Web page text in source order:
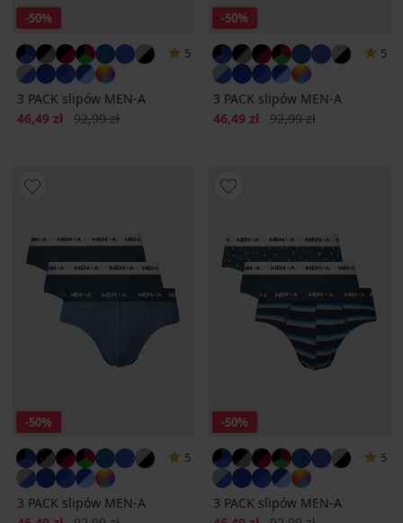
-50%
5
3 PACK slipów MEN-A
Zniżka
46,49 zł Pierwotna cena
92,99 zł
-50%
5
3 PACK slipów MEN-A
Zniżka
46,49 zł Pierwotna cena
92,99 zł
-50%
5
3 PACK slipów MEN-A
-50%
5
3 PACK slipów MEN-A